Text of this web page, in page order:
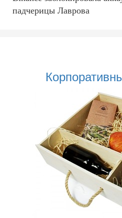
падчерицы Лаврова